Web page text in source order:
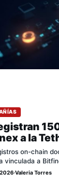
a la
on-chain
vinculada a
·Valeria Torres